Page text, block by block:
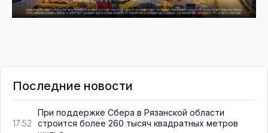
Последние новости
17:52
При поддержке Сбера в Рязанской области
строится более 260 тысяч квадратных метров